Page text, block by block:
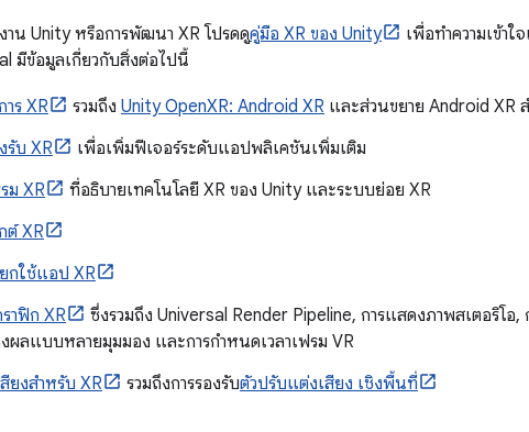
น Unity หรือการพัฒนา XR โปรดดูคู่มือ XR ของ Unity
เพื่อทำความเข้า
มีข้อมูลเกี่ยวกับสิ่งต่อไปนี้
ร XR รวมถึง Unity OpenXR: Android XR และส่วนขยาย Android XR
รับ XR
เพื่อเพิ่มฟีเจอร์ระดับแอปพลิเคชันเพิ่มเติม
ม XR
ที่อธิบายเทคโนโลยี XR ของ Unity และระบบย่อย XR
ต์ XR
กใช้แอป XR
าฟิก XR
ซึ่งรวมถึง Universal Render Pipeline, การแสดงภาพสเตอริโอ
ผลแบบหลายมุมมอง และการกำหนดเวลาเฟรม VR
ยงสำหรับ XR
รวมถึงการรองรับตัวปรับแต่งเสียง เชิงพื้นที่